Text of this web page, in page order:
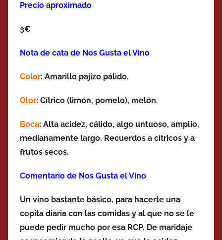
Precio aproximado
3€
Nota de cata de Nos Gusta el Vino
Color: Amarillo pajizo pálido.
Olor: Cítrico (limón, pomelo), melón.
Boca: Alta acidez, cálido, algo untuoso, amplio,
medianamente largo. Recuerdos a cítricos y a
frutos secos.
Comentario de Nos Gusta el Vino
Un vino bastante básico, para hacerte una
copita diaria con las comidas y al que no se le
puede pedir mucho por esa RCP. De maridaje